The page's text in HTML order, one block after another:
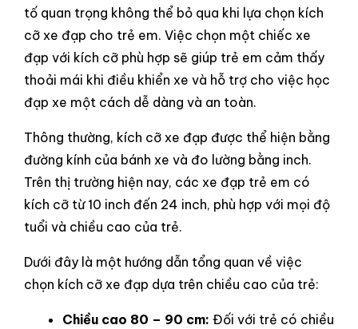
tố quan trọng không thể bỏ qua khi lựa chọn kích
cỡ xe đạp cho trẻ em. Việc chọn một chiếc xe
đạp với kích cỡ phù hợp sẽ giúp trẻ em cảm thấy
thoải mái khi điều khiển xe và hỗ trợ cho việc học
đạp xe một cách dễ dàng và an toàn.
Thông thường, kích cỡ xe đạp được thể hiện bằng
đường kính của bánh xe và đo lường bằng inch.
Trên thị trường hiện nay, các xe đạp trẻ em có
kích cỡ từ 10 inch đến 24 inch, phù hợp với mọi độ
tuổi và chiều cao của trẻ.
Dưới đây là một hướng dẫn tổng quan về việc
chọn kích cỡ xe đạp dựa trên chiều cao của trẻ:
Chiều cao 80 – 90 cm: Đối với trẻ có chiều